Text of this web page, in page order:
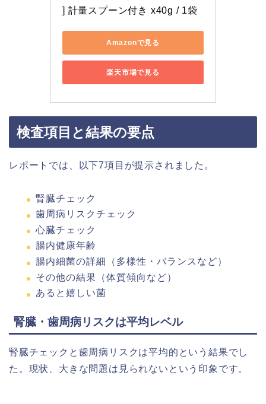
] 計量スプーン付き x40g / 1袋
Amazonで見る
楽天市場で見る
検査項目と結果の要点
レポートでは、以下7項目が提示されました。
腎臓チェック
歯周病リスクチェック
心臓チェック
腸内健康年齢
腸内細菌の詳細（多様性・バランスなど）
その他の結果（体質傾向など）
あると嬉しい菌
腎臓・歯周病リスクは平均レベル
腎臓チェックと歯周病リスクは平均的という結果でし
た。現状、大きな問題は見られないという印象です。